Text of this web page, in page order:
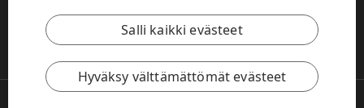
Salli kaikki evästeet
Hyväksy välttämättömät evästeet
Tämä sivusto on suojattu reCAPTCHA-palvelun avulla.
Tietosuojajakäyttöehdot.